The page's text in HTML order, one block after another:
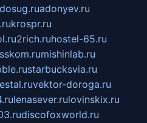
adonyev.ru
krospr.ru
2rich.ruhostel-65.ru
mishinlab.ru
starbucksvia.ru
vektor-doroga.ru
lenasever.rulovinskix.ru
discofoxworld.ru